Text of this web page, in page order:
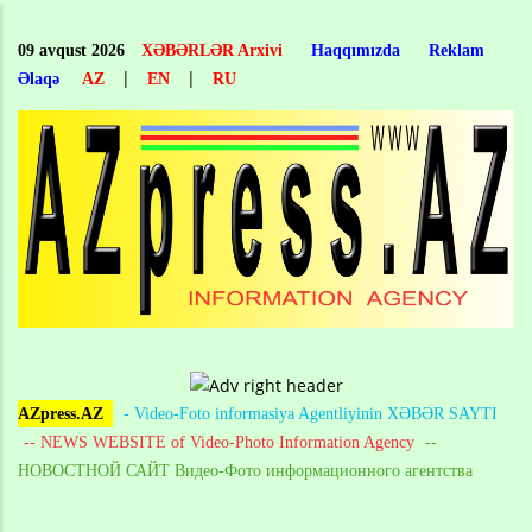
main
content
09 avqust 2026 XƏBƏRLƏR Arxivi Haqqımızda
Reklam
Əlaqə
AZ | EN | RU
AZpress.AZ
- Video-Foto informasiya Agentliyinin XƏBƏR SAYTI
-- NEWS WEBSITE of Video-Photo Information Agency --
НОВОСТНОЙ САЙТ Видео-Фото информационного агентства